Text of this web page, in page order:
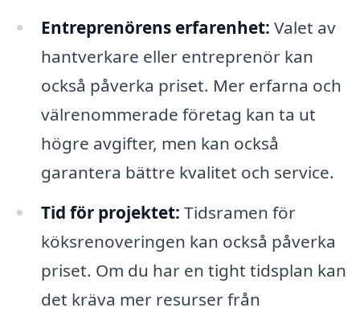
Entreprenörens erfarenhet: Valet av
hantverkare eller entreprenör kan
också påverka priset. Mer erfarna och
välrenommerade företag kan ta ut
högre avgifter, men kan också
garantera bättre kvalitet och service.
Tid för projektet: Tidsramen för
köksrenoveringen kan också påverka
priset. Om du har en tight tidsplan kan
det kräva mer resurser från